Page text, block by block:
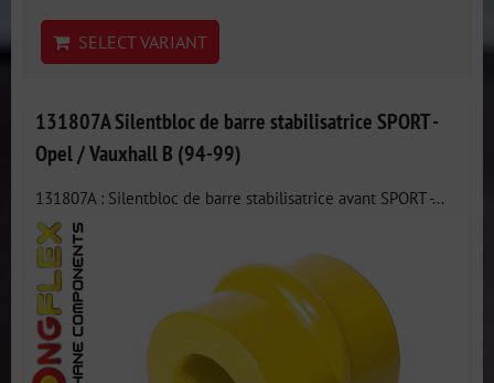
SELECT VARIANT
131807A Silentbloc de barre stabilisatrice SPORT -
Opel / Vauxhall B (94-99)
131807A : Silentbloc de barre stabilisatrice avant SPORT -...